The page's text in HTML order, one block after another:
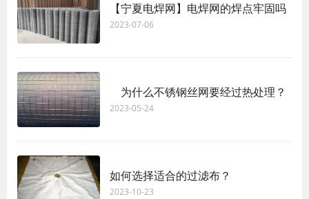
【宁夏电焊网】电焊网的焊点牢固吗
2023-07-06
为什么不锈钢丝网要经过热处理？
2023-05-24
如何选择适合的过滤布？
2023-10-23